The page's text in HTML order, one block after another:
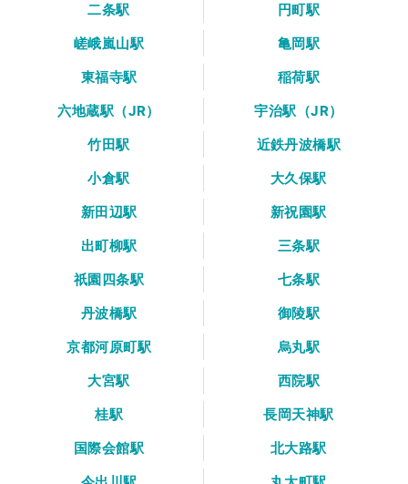
二条駅
円町駅
嵯峨嵐山駅
亀岡駅
東福寺駅
稲荷駅
六地蔵駅（JR）
宇治駅（JR）
竹田駅
近鉄丹波橋駅
小倉駅
大久保駅
新田辺駅
新祝園駅
出町柳駅
三条駅
祇園四条駅
七条駅
丹波橋駅
御陵駅
京都河原町駅
烏丸駅
大宮駅
西院駅
桂駅
長岡天神駅
国際会館駅
北大路駅